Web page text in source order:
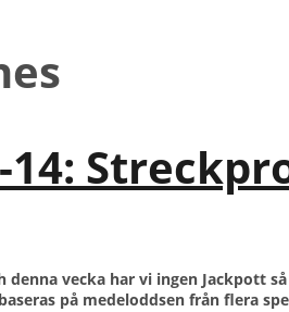
vecka har vi ingen Jackpott
på medeloddsen från flera